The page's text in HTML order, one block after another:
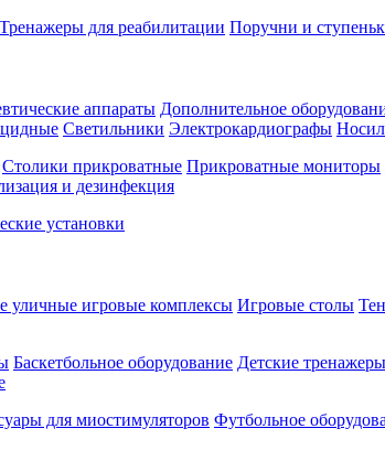
Тренажеры для реабилитации Поручни и
аппараты Дополнительное
Светильники Электрокардиографы
Столики прикроватные Прикроватные мониторы
и дезинфекция
установки
уличные игровые комплексы Игровые столы
Баскетбольное оборудование Детские тренажеры
для миостимуляторов Футбольное